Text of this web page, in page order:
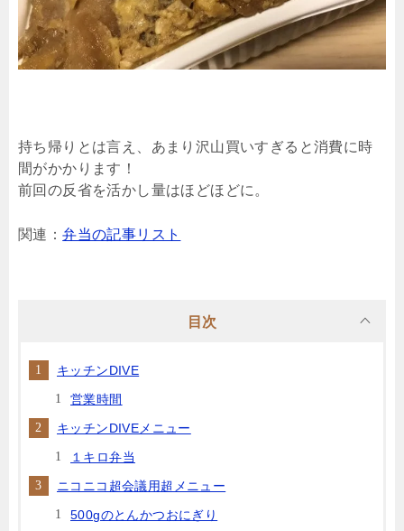
持ち帰りとは言え、あまり沢山買いすぎると消費に時
間がかかります！
前回の反省を活かし量はほどほどに。
関連：弁当の記事リスト
目次
キッチンDIVE
営業時間
キッチンDIVEメニュー
１キロ弁当
ニコニコ超会議用超メニュー
500gのとんかつおにぎり